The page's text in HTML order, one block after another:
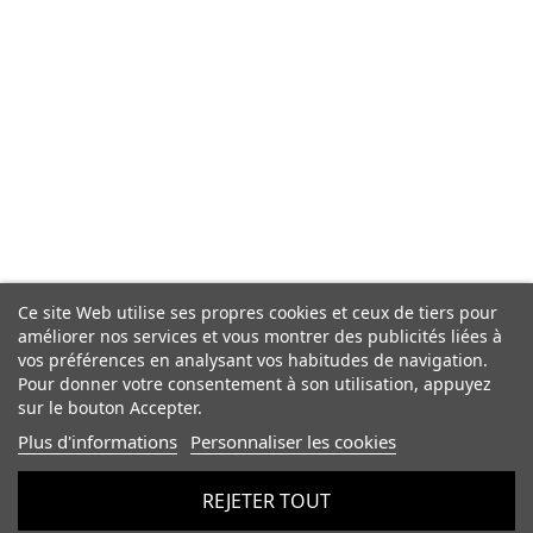
Ce site Web utilise ses propres cookies et ceux de tiers pour
améliorer nos services et vous montrer des publicités liées à
vos préférences en analysant vos habitudes de navigation.
Pour donner votre consentement à son utilisation, appuyez
sur le bouton Accepter.
Plus d'informations Personnaliser les cookies
REJETER TOUT